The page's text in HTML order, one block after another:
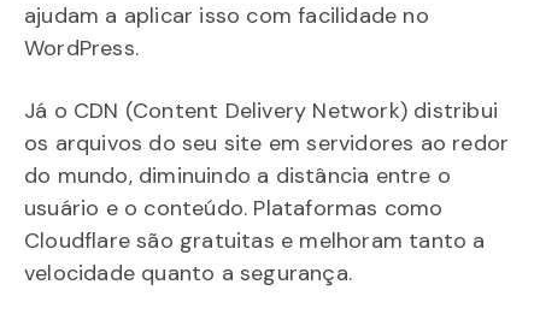
ajudam a aplicar isso com facilidade no
WordPress.
Já o CDN (Content Delivery Network) distribui
os arquivos do seu site em servidores ao redor
do mundo, diminuindo a distância entre o
usuário e o conteúdo. Plataformas como
Cloudflare são gratuitas e melhoram tanto a
velocidade quanto a segurança.